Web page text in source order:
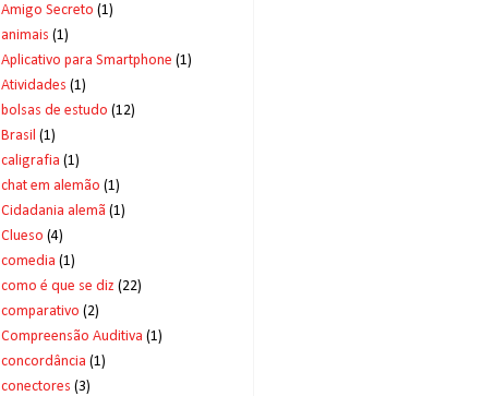
Amigo Secreto (1)
animais (1)
Aplicativo para Smartphone (1)
Atividades (1)
bolsas de estudo (12)
Brasil (1)
caligrafia (1)
chat em alemão (1)
Cidadania alemã (1)
Clueso (4)
comedia (1)
como é que se diz (22)
comparativo (2)
Compreensão Auditiva (1)
concordância (1)
conectores (3)